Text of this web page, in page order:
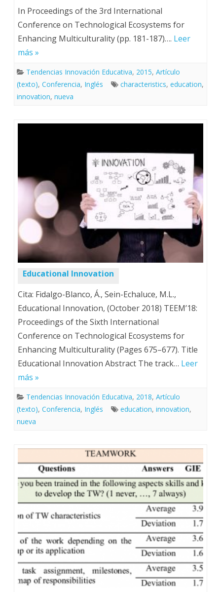
In Proceedings of the 3rd International
Conference on Technological Ecosystems for
Enhancing Multiculturality (pp. 181-187)…. Leer
más »
Tendencias Innovación Educativa, 2015, Artículo
(texto), Conferencia, Inglés characteristics, education,
innovation, nueva
Educational Innovation
Cita: Fidalgo-Blanco, Á., Sein-Echaluce, M.L.,
Educational Innovation, (October 2018) TEEM’18:
Proceedings of the Sixth International
Conference on Technological Ecosystems for
Enhancing Multiculturality (Pages 675–677). Title
Educational Innovation Abstract The track… Leer
más »
Tendencias Innovación Educativa, 2018, Artículo
(texto), Conferencia, Inglés education, innovation,
nueva